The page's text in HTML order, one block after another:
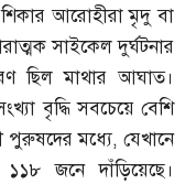
আরোহীরা মৃদু বা
সাইকেল দুর্ঘটনার
ছিল মাথার আঘাত।
বৃদ্ধি সবচেয়ে বেশি
পুরুষদের মধ্যে,যেখানে
জনে দাঁড়িয়েছে।